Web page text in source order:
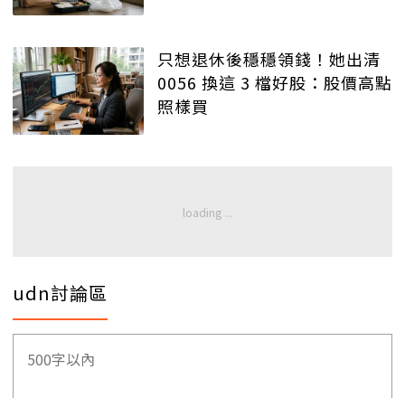
只想退休後穩穩領錢！她出清
0056 換這 3 檔好股：股價高點
照樣買
udn討論區